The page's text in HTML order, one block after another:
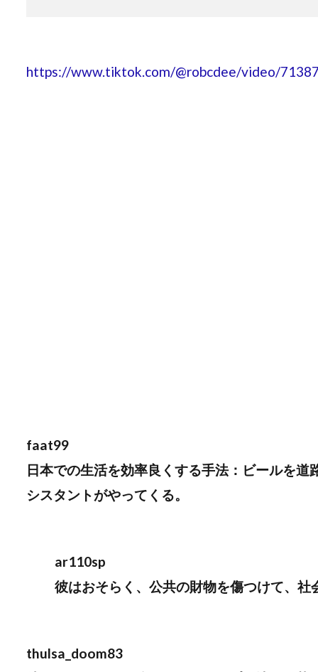
https://www.tiktok.com/@robcdee/video/
faat99
日本での生活を効率良くする手法：ビールを
シスタントがやってくる。
ar110sp
彼はおそらく、公共の財物を傷つけて、
thulsa_doom83